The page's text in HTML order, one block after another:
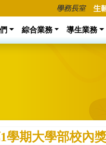
綜合業務 導生業務
學期大學部校內